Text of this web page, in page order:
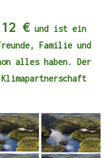
12 €und ist ein
Familie und
alles haben. Der